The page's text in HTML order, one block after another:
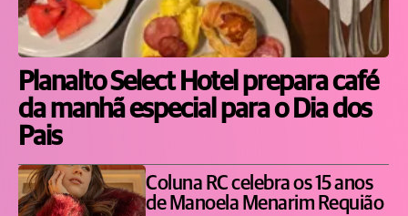
Planalto Select Hotel prepara café
da manhã especial para o Dia dos
Pais
Coluna RC celebra os 15 anos
de Manoela Menarim Requião